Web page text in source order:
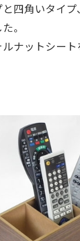
四角いタイプ
。
ナットシート